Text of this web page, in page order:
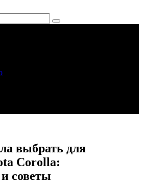
выбрать для
Corolla:
советы